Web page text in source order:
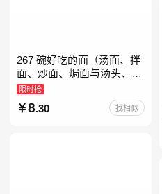
267 碗好吃的面（汤面、拌
面、炒面、焗面与汤头、高
汤、酱料的奇妙组合，让你
打开味蕾，感受面条的美妙
滋味！令人无法抗拒的
限时抢
8.30 找相似